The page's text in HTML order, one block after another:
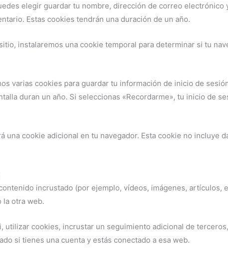
elegir guardar tu nombre, dirección de correo
Estas cookies tendrán una duración de un año.
instalaremos una cookie temporal para determinar si tu
varias cookies para guardar tu información de inicio de
duran un año. Si seleccionas «Recordarme», tu inicio de
una cookie adicional en tu navegador. Esta cookie no
incrustado (por ejemplo, vídeos, imágenes,
la otra web.
utilizar cookies, incrustar un seguimiento adicional de
si tienes una cuenta y estás conectado a esa web.